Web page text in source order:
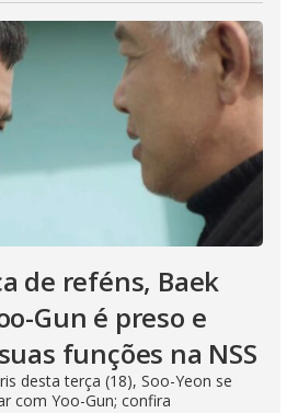
de reféns, Baek
Gun é preso e
funções na NSS
desta terça (18), Soo-Yeon se
com Yoo-Gun; confira